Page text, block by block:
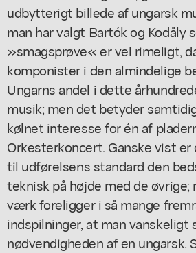
udbytterigt billede af ungarsk
man har valgt Bartók og Kodåly
»smagsprøve« er vel rimeligt,
komponister i den almindelige
Ungarns andel i dette
musik; men det betyder
kølnet interesse for én af
Orkesterkoncert. Ganske vist er
til udførelsens standard den
teknisk på højde med de
værk foreligger i så mange
indspilninger, at man vanskeligt
nødvendigheden af en ungarsk.